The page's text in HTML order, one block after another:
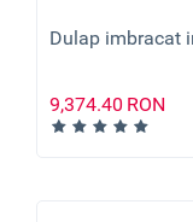
Dulap imbracat
9,374.40 RON